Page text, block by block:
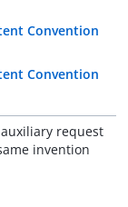
Convention
Convention
request
invention